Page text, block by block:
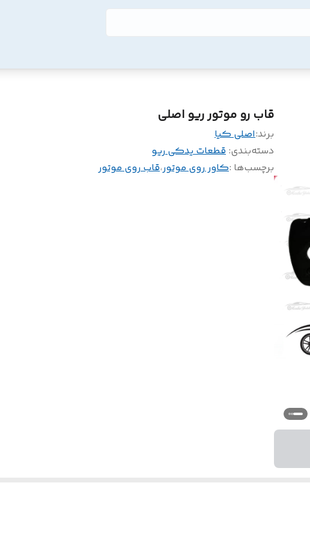
قاب رو موتور ریو اصلی
برند:اصلی کیا
دسته‌بندی: قطعات یدکی ریو
برچسب‌ها :کاور روی موتور،قاب روی موتور